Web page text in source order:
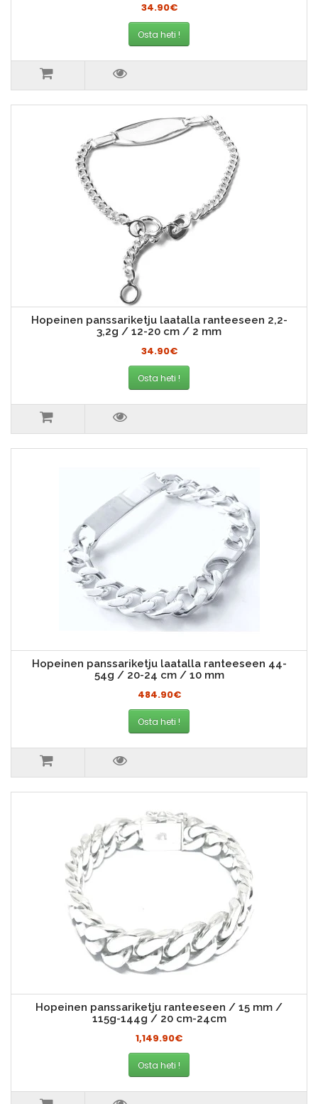
34.90€
Osta heti !
Hopeinen panssariketju laatalla ranteeseen 2,2-
3,2g / 12-20 cm / 2 mm
34.90€
Osta heti !
Hopeinen panssariketju laatalla ranteeseen 44-
54g / 20-24 cm / 10 mm
484.90€
Osta heti !
Hopeinen panssariketju ranteeseen / 15 mm /
115g-144g / 20 cm-24cm
1,149.90€
Osta heti !